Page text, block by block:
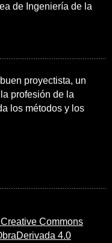
de Ingeniería de la
proyectista, un
profesión de la
los métodos y los
Commons
4.0